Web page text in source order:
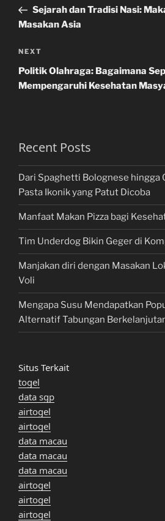
PostSejarah dan Tradisi Nasi:
Masakan Asia
Next
Post
NEXT
Politik Olahraga: Bagaimana
Mempengaruhi Kesehatan
Recent Posts
Dari Spaghetti Bolognese hingga
Pasta Ikonik yang Patut Dicoba
Manfaat Makan Pizza bagi
Tim Underdog Bikin Geger di
Manjakan diri dengan Masakan
Voli
Mengapa Susu Mendapatkan
Alternatif Tabungan
Situs Terkait
togel
data sgp
airtogel
airtogel
data macau
data macau
data macau
airtogel
airtogel
airtogel